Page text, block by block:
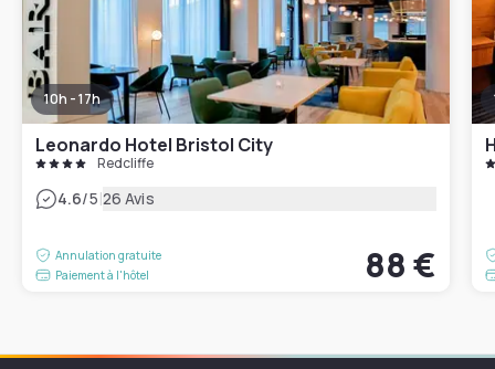
10h - 17h
Leonardo Hotel Bristol City
Redcliffe
4.6/5|26 Avis
Annulation gratuite
Paiement à l'hôtel
88 €